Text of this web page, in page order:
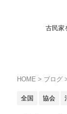
古民家
HOME > ブログ
全国 協会